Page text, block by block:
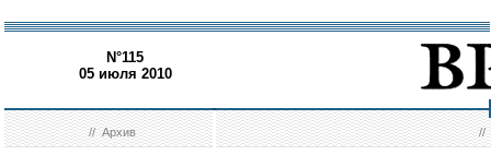
N°115
05 июля 2010
//Архив //